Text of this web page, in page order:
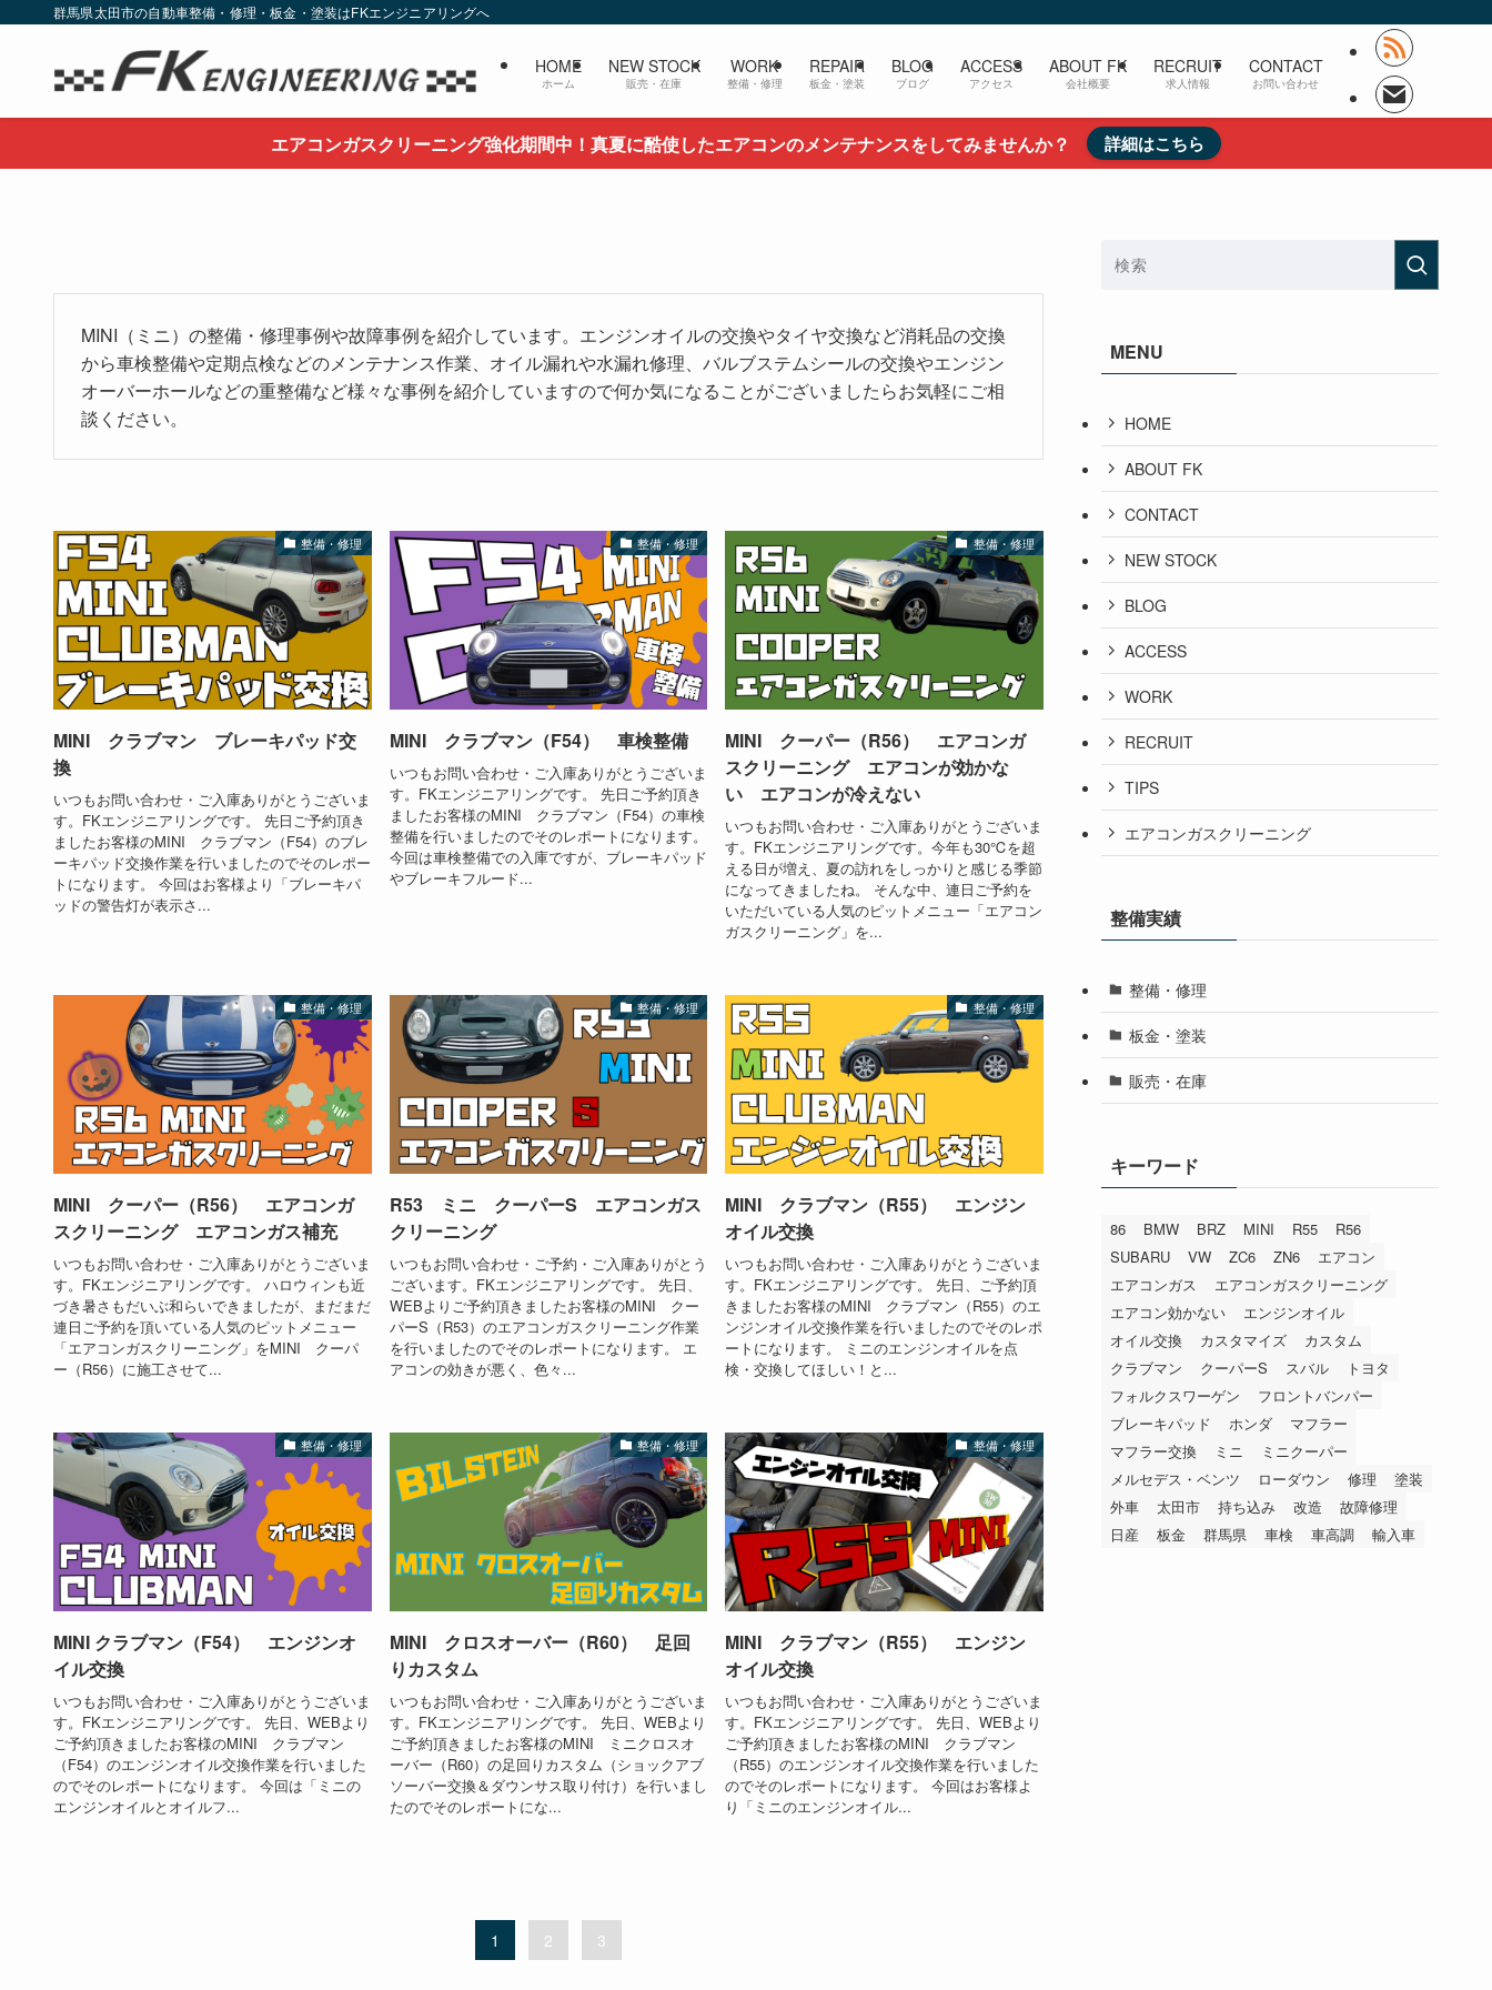
群馬県太田市の自動車整備・修理・板金・塗装はFKエンジニアリングへ
HOME
ホーム
NEW STOCK
販売・在庫
WORK
整備・修理
REPAIR
板金・塗装
BLOG
ブログ
ACCESS
アクセス
ABOUT FK
会社概要
RECRUIT
求人情報
CONTACT
お問い合わせ
エアコンガスクリーニング強化期間中！真夏に酷使したエアコンのメンテナンスをしてみませんか？ 詳細はこちら
MINI（ミニ）の整備・修理事例や故障事例を紹介しています。エンジンオイルの交換やタイヤ交換など消耗品の交換
から車検整備や定期点検などのメンテナンス作業、オイル漏れや水漏れ修理、バルブステムシールの交換やエンジン
オーバーホールなどの重整備など様々な事例を紹介していますので何か気になることがございましたらお気軽にご相
談ください。
整備・修理
MINI クラブマン ブレーキパッド交
換
いつもお問い合わせ・ご入庫ありがとうございま
す。FKエンジニアリングです。 先日ご予約頂き
ましたお客様のMINI クラブマン（F54）のブレ
ーキパッド交換作業を行いましたのでそのレポー
トになります。 今回はお客様より「ブレーキパ
ッドの警告灯が表示さ...
整備・修理
MINI クラブマン（F54） 車検整備
いつもお問い合わせ・ご入庫ありがとうございま
す。FKエンジニアリングです。 先日ご予約頂き
ましたお客様のMINI クラブマン（F54）の車検
整備を行いましたのでそのレポートになります。
今回は車検整備での入庫ですが、ブレーキパッド
やブレーキフルード...
整備・修理
MINI クーパー（R56） エアコンガ
スクリーニング エアコンが効かな
い エアコンが冷えない
いつもお問い合わせ・ご入庫ありがとうございま
す。FKエンジニアリングです。今年も30℃を超
える日が増え、夏の訪れをしっかりと感じる季節
になってきましたね。 そんな中、連日ご予約を
いただいている人気のピットメニュー「エアコン
ガスクリーニング」を...
整備・修理
MINI クーパー（R56） エアコンガ
スクリーニング エアコンガス補充
いつもお問い合わせ・ご入庫ありがとうございま
す。FKエンジニアリングです。 ハロウィンも近
づき暑さもだいぶ和らいできましたが、まだまだ
連日ご予約を頂いている人気のピットメニュー
「エアコンガスクリーニング」をMINI クーパ
ー（R56）に施工させて...
整備・修理
R53 ミニ クーパーS エアコンガス
クリーニング
いつもお問い合わせ・ご予約・ご入庫ありがとう
ございます。FKエンジニアリングです。 先日、
WEBよりご予約頂きましたお客様のMINI クー
パーS（R53）のエアコンガスクリーニング作業
を行いましたのでそのレポートになります。 エ
アコンの効きが悪く、色々...
整備・修理
MINI クラブマン（R55） エンジン
オイル交換
いつもお問い合わせ・ご入庫ありがとうございま
す。FKエンジニアリングです。 先日、ご予約頂
きましたお客様のMINI クラブマン（R55）のエ
ンジンオイル交換作業を行いましたのでそのレポ
ートになります。 ミニのエンジンオイルを点
検・交換してほしい！と...
整備・修理
MINI クラブマン（F54） エンジンオ
イル交換
いつもお問い合わせ・ご入庫ありがとうございま
す。FKエンジニアリングです。 先日、WEBより
ご予約頂きましたお客様のMINI クラブマン
（F54）のエンジンオイル交換作業を行いました
のでそのレポートになります。 今回は「ミニの
エンジンオイルとオイルフ...
整備・修理
MINI クロスオーバー（R60） 足回
りカスタム
いつもお問い合わせ・ご入庫ありがとうございま
す。FKエンジニアリングです。 先日、WEBより
ご予約頂きましたお客様のMINI ミニクロスオ
ーバー（R60）の足回りカスタム（ショックアブ
ソーバー交換＆ダウンサス取り付け）を行いまし
たのでそのレポートにな...
整備・修理
MINI クラブマン（R55） エンジン
オイル交換
いつもお問い合わせ・ご入庫ありがとうございま
す。FKエンジニアリングです。 先日、WEBより
ご予約頂きましたお客様のMINI クラブマン
（R55）のエンジンオイル交換作業を行いました
のでそのレポートになります。 今回はお客様よ
り「ミニのエンジンオイル...
1 2 3
MENU
HOME
ABOUT FK
CONTACT
NEW STOCK
BLOG
ACCESS
WORK
RECRUIT
TIPS
エアコンガスクリーニング
整備実績
整備・修理
板金・塗装
販売・在庫
キーワード
86 BMW BRZ MINI R55
R56
SUBARU
VW ZC6 ZN6
エアコン
エアコンガス
エアコンガスクリーニング
エアコン効かない
エンジンオイル
オイル交換
カスタマイズ
カスタム
クラブマン
クーパーS スバル
トヨタ
フォルクスワーゲン
フロントバンパー
ブレーキパッド
ホンダ
マフラー
マフラー交換
ミニ
ミニクーパー
メルセデス・ベンツ
ローダウン 修理
塗装
外車
太田市 持ち込み 改造
故障修理
日産
板金 群馬県 車検 車高調 輸入車